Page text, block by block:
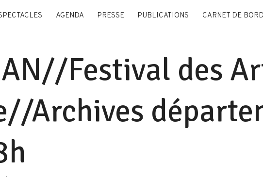
AGENDA PRESSE PUBLICATIONS CARNET DE BORD
Festival des
Archives